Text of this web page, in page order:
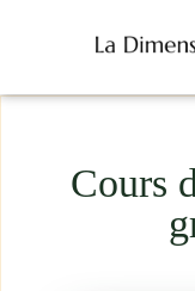
Cours